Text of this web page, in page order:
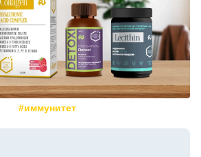
#иммунитет